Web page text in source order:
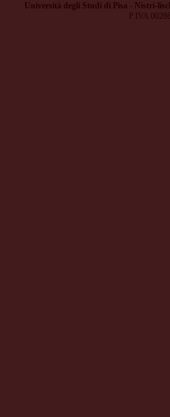
Università degli Studi di Pisa - Nistri-
P.IVA